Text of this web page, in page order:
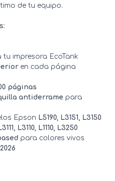
de tu equipo.
tu impresora EcoTank
en cada página
páginas
antiderrame para
Epson L5190, L3151, L3150
L3110, L1110, L3250
para colores vivos